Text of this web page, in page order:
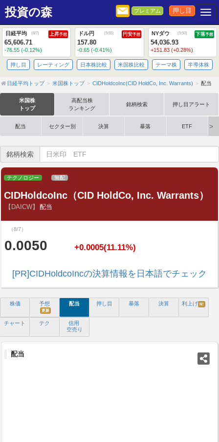
投資の森 プレミアム 押し目
日経平均 (8/7) 上昇予想
65,606.71
-76.55 (-0.12%)
ドル円 (5:55) 円安予想
157.80
-0.65 (-0.41%)
NYダウ (5:50) 下落予想
54,036.93
+151.83 (+0.28%)
押し目 レーティング 日本株比較 米国株比較 テーマ株 半導体株
日経平均トップ 米国株トップ CIDHoldcoInc(CID HoldCo, Inc. Warrants) 配当
米国株
トップ
高配当株
ランキング
銘柄検索 押し目アラート
配当 セクター別 決算 暴落 ETF
銘柄検索
テクノロジー 無配
CIDHoldcoInc（CID HoldCo, Inc. Warrants）
【DAICW】 配当
（8/7）
0.0050 +0.0005(11.11%)
[PR]CIDHoldcoIncの決算情報を日本語でチェック
株価 予想
更新
配当 押し目 暴落 決算 利上げ N!
チャート テク
信用
空売り
配当